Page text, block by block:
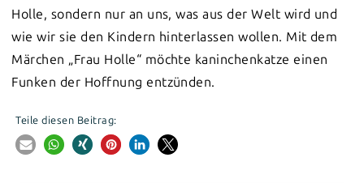
Holle, sondern nur an uns, was aus der Welt wird und
wie wir sie den Kindern hinterlassen wollen. Mit dem
Märchen „Frau Holle“ möchte kaninchenkatze einen
Funken der Hoffnung entzünden.
Teile diesen Beitrag: